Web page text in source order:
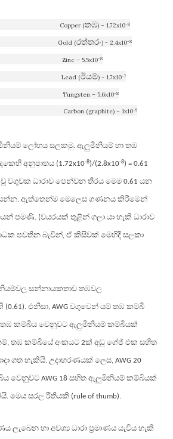
(තඹ) – 1.72x10-8
(රත්තරං) - 2.4x10-8
– 5.5x10-8
(ඊයම්) - 1.7x10-7
– 5.6x10-8
(graphite) – 1x10-5
ලෝහය සලකමු. ඇලුමිනියම් හා තඹ
අනුපාතය (1.72x10-8)/(2.8x10-8) = 0.61
වූ වගුවක ධාරාව පෙන්වන තීරය මෙම 0.61 යන
. ඇත්තෙන්ම මෙලෙස ගණනය කිරීමෙන්
පමණි. (වයරයක් තුළින් ගලා යා හැකි ධාරාව
පවතින බැවින්, ඒ කිසිවක් මෙහිදී සලකා
සන්නායකතාව තඹවල
(0.61). එනිසා, AWG වගුවෙන් යම් තඹ කම්බි
තඹ කම්බිය වෙනුවට ඇලුමිනියම් කම්බියක්
, තඹ කම්බියේ අංකයට 2ක් අඩු ගේජ් එක සහිත
ගත හැකියි. උදාහරණයක් ලෙස, AWG 20
වෙනුවට AWG 18 සහිත ඇලුමිනියම් කම්බියක්
. මෙය සරල රීතියකි (rule of thumb).
ලැබෙන හා අවශ්‍ය ධාරා ප්‍රමාණය යැවිය හැකි